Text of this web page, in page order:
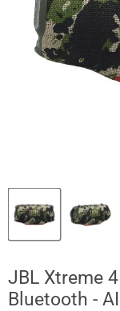
JBL Xtreme
Bluetooth -